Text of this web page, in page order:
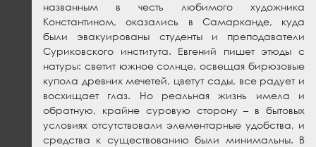
названным в честь любимого художника
Константином, оказались в Самарканде, куда
были эвакуированы студенты и преподаватели
Суриковского института. Евгений пишет этюды с
натуры: светит южное солнце, освещая бирюзовые
купола древних мечетей, цветут сады, все радует и
восхищает глаз. Но реальная жизнь имела и
обратную, крайне суровую сторону – в бытовых
условиях отсутствовали элементарные удобства, и
средства к существованию были минимальны. В